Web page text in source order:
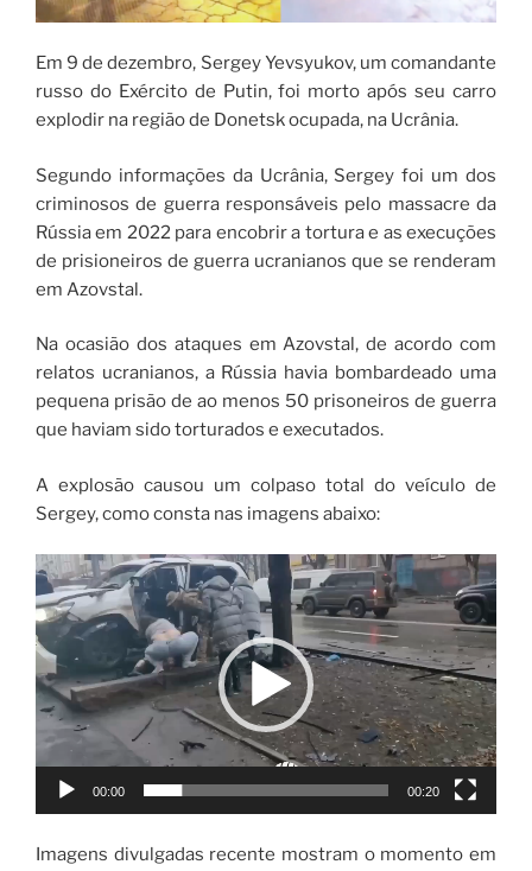
Em 9 de dezembro, Sergey Yevsyukov, um comandante
russo do Exército de Putin, foi morto após seu carro
explodir na região de Donetsk ocupada, na Ucrânia.
Segundo informações da Ucrânia, Sergey foi um dos
criminosos de guerra responsáveis ​​pelo massacre da
Rússia em 2022 para encobrir a tortura e as execuções
de prisioneiros de guerra ucranianos que se renderam
em Azovstal.
Na ocasião dos ataques em Azovstal, de acordo com
relatos ucranianos, a Rússia havia bombardeado uma
pequena prisão de ao menos 50 prisoneiros de guerra
que haviam sido torturados e executados.
A explosão causou um colpaso total do veículo de
Sergey, como consta nas imagens abaixo:
Tocador
de
vídeo
00:00 00:20
Imagens divulgadas recente mostram o momento em